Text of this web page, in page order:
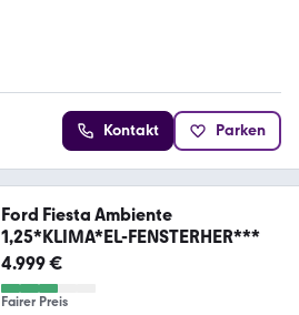
Kontakt Parken
Ford Fiesta Ambiente
1,25*KLIMA*EL-FENSTERHER***
4.999 €
Fairer Preis